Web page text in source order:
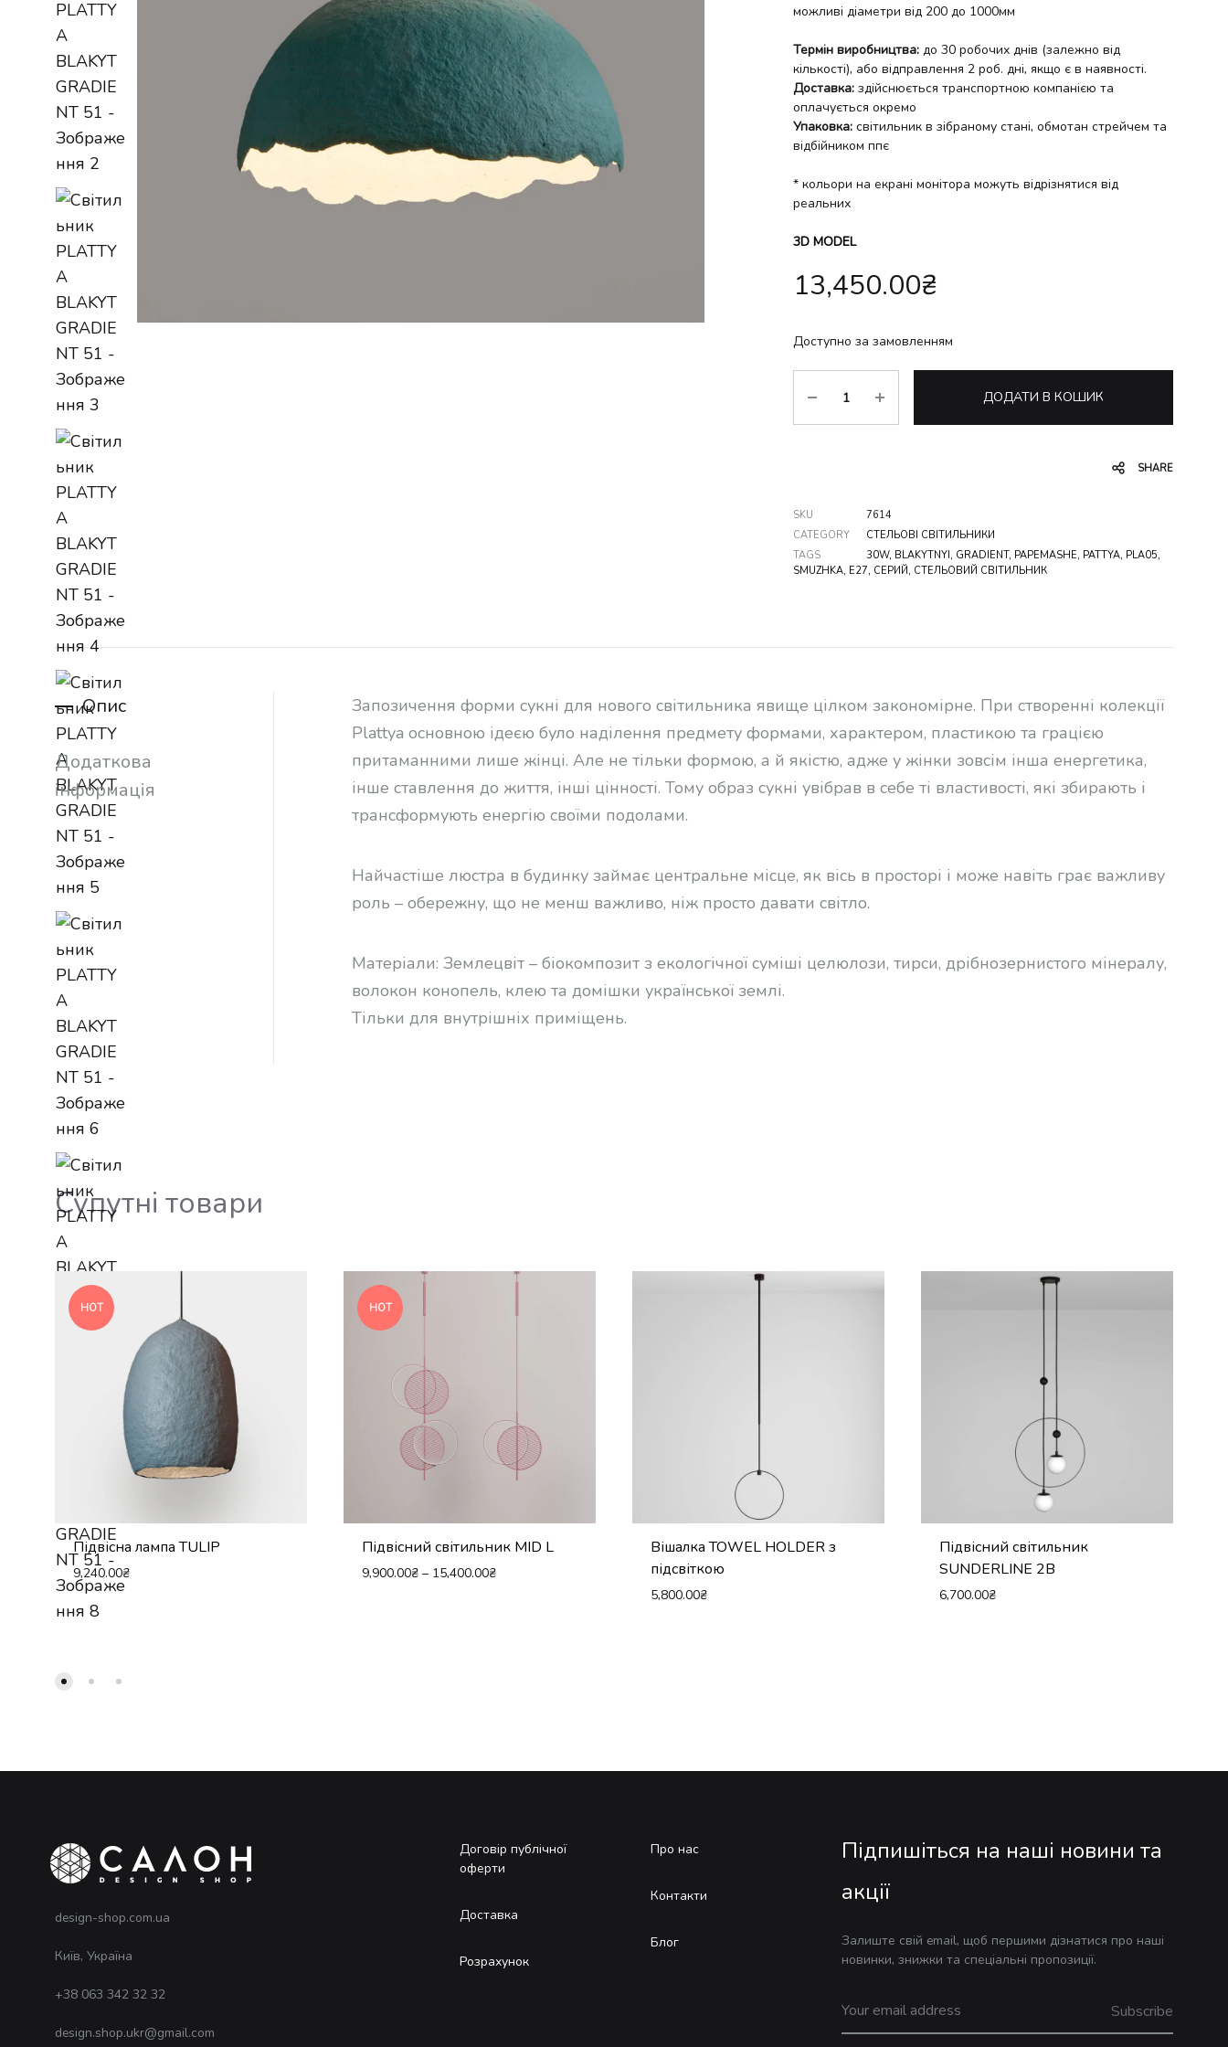
можливі діаметри від 200 до 1000мм
Термін виробництва:до 30 робочих днів (залежно від
кількості), або відправлення 2 роб. дні, якщо є в наявності.
Доставка:здійснюється транспортною компанією та
оплачується окремо
Упаковка:світильник в зібраному стані, обмотан стрейчем та
відбійником ппє
* кольори на екрані монітора можуть відрізнятися від
реальних
3D MODEL
13,450.00₴
Доступно за замовленням
ДОДАТИ В КОШИК
SHARE
SKU
7614
CATEGORY
СТЕЛЬОВІ СВІТИЛЬНИКИ
TAGS
30W, BLAKYTNYI, GRADIENT, PAPEMASHE, PATTYA, PLA05,
SMUZHKA, Е27, СЕРИЙ, СТЕЛЬОВИЙ СВІТИЛЬНИК
Опис
Додаткова
інформація
Запозичення форми сукні для нового світильника явище цілком закономірне. При створенні колекції
Plattya основною ідеєю було наділення предмету формами, характером, пластикою та грацією
притаманними лише жінці. Але не тільки формою, а й якістю, адже у жінки зовсім інша енергетика,
інше ставлення до життя, інші цінності. Тому образ сукні увібрав в себе ті властивості, які збирають і
трансформують енергію своїми подолами.
Найчастіше люстра в будинку займає центральне місце, як вісь в просторі і може навіть грає важливу
роль – обережну, що не менш важливо, ніж просто давати світло.
Матеріали: Землецвіт – біокомпозит з екологічної суміші целюлози, тирси, дрібнозернистого мінералу,
волокон конопель, клею та домішки української землі.
Тільки для внутрішніх приміщень.
Супутні товари
HOT
Підвісна лампа TULIP
9,240.00₴
HOT
Підвісний світильник MID L
9,900.00₴ – 15,400.00₴
Вішалка TOWEL HOLDER з
підсвіткою
5,800.00₴
Підвісний світильник
SUNDERLINE 2B
6,700.00₴
design-shop.com.ua
Київ, Україна
+38 063 342 32 32
design.shop.ukr@gmail.com
Договір публічної
оферти
Доставка
Розрахунок
Про нас
Контакти
Блог
Підпишіться на наші новини та
акції
Залиште свій email, щоб першими дізнатися про наші
новинки, знижки та спеціальні пропозиції.